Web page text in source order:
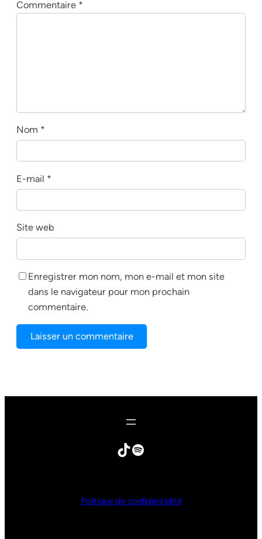
Commentaire *
Nom *
E-mail *
Site web
Enregistrer mon nom, mon e-mail et mon site
dans le navigateur pour mon prochain
commentaire.
Politique de confidentialité